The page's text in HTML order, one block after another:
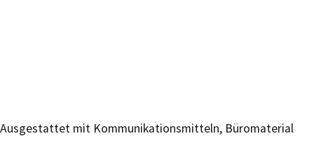
Ausgestattet mit Kommunikationsmitteln, Büromaterial